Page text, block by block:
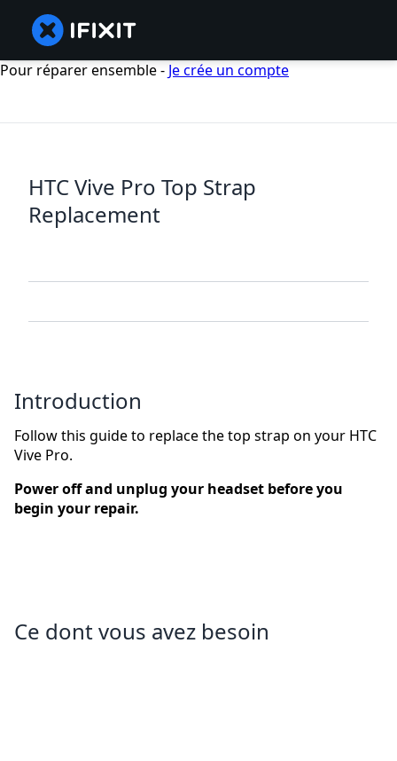
Pour réparer ensemble - Je crée un compte
HTC Vive Pro Top Strap
Replacement
Introduction
Follow this guide to replace the top strap on your HTC
Vive Pro.
Power off and unplug your headset before you
begin your repair.
Ce dont vous avez besoin